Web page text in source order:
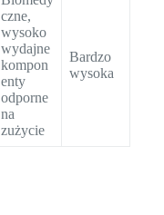
czne,
wysoko
wydajne
kompon
enty
odporne
na
zużycie
Bardzo
wysoka